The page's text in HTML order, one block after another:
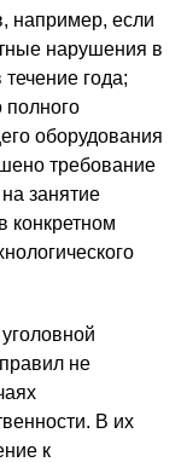
например, если
нарушения в
года;
оборудования
требование
занятие
конкретном
не
В их
к